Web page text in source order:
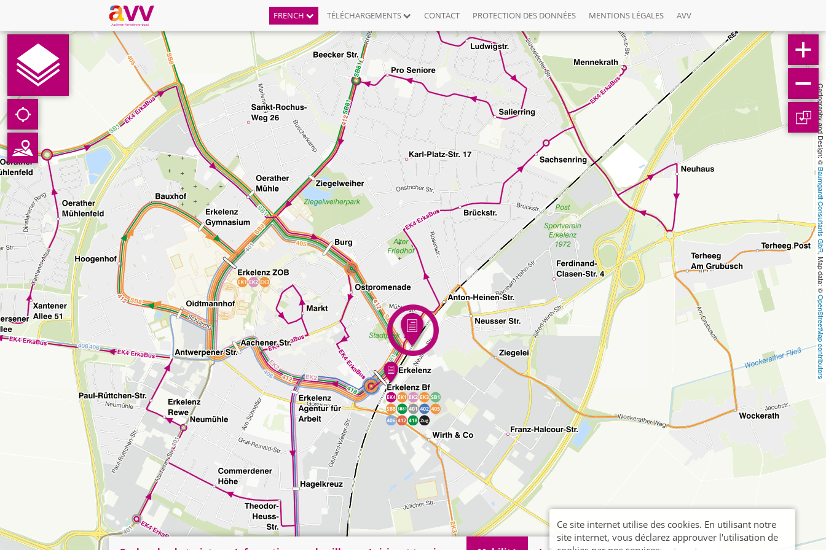
FRENCH TÉLÉCHARGEMENTS CONTACT PROTECTION DES DONNÉES MENTIONS LÉGALES AVV
Cartography and Design: ©
Baumgardt Consultants GbR
, Map data: ©
OpenStreetMap contributors
1
Ce site internet utilise des cookies. En utilisant notre
site internet, vous déclarez approuver l'utilisation de